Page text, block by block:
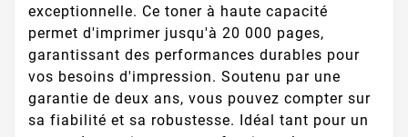
exceptionnelle. Ce toner à haute capacité
permet d'imprimer jusqu'à 20 000 pages,
garantissant des performances durables pour
vos besoins d'impression. Soutenu par une
garantie de deux ans, vous pouvez compter sur
sa fiabilité et sa robustesse. Idéal tant pour un